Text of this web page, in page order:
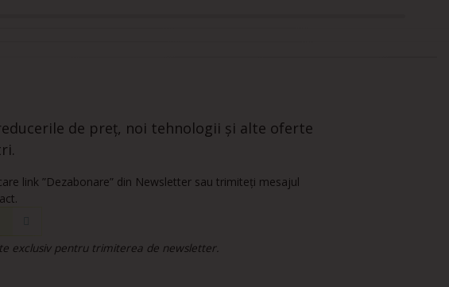
de preț, noi tehnologii și alte oferte
link ”Dezabonare” din Newsletter sau trimiteți mesajul
exclusiv pentru trimiterea de newsletter.